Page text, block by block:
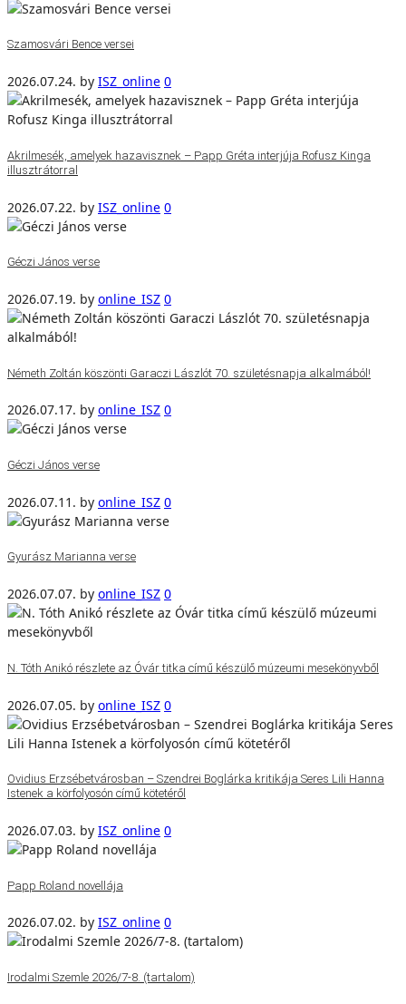
Szamosvári Bence versei
2026.07.24. by ISZ_online 0
Akrilmesék, amelyek hazavisznek – Papp Gréta interjúja Rofusz Kinga
illusztrátorral
2026.07.22. by ISZ_online 0
Géczi János verse
2026.07.19. by online_ISZ 0
Németh Zoltán köszönti Garaczi Lászlót 70. születésnapja alkalmából!
2026.07.17. by online_ISZ 0
Géczi János verse
2026.07.11. by online_ISZ 0
Gyurász Marianna verse
2026.07.07. by online_ISZ 0
N. Tóth Anikó részlete az Óvár titka című készülő múzeumi mesekönyvből
2026.07.05. by online_ISZ 0
Ovidius Erzsébetvárosban – Szendrei Boglárka kritikája Seres Lili Hanna
Istenek a körfolyosón című kötetéről
2026.07.03. by ISZ_online 0
Papp Roland novellája
2026.07.02. by ISZ_online 0
Irodalmi Szemle 2026/7-8. (tartalom)